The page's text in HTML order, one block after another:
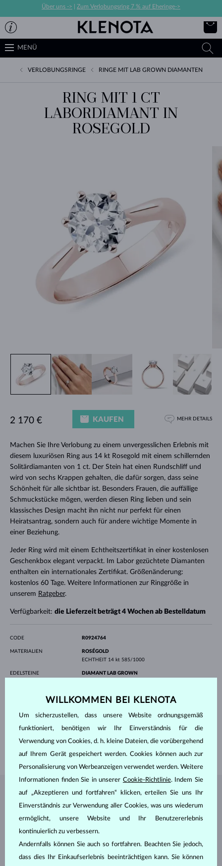
Über uns -> Zum Verlobungsring 7 % auf Eheringe->
MENÜ
VERLOBUNGSRINGE RINGE MIT LAB GROWN DIAMANTEN
RING MIT 1 CT
LABORDIAMANT IN
ROSEGOLD
Machen Sie Ihre Verlobung zu einem unvergesslichen Erlebnis mit
diesem luxuriösen Ring aus 14 kt Rosegold mit einem schillernden
Solitärdiamanten von 1 ct. Der Stein hat einen Rundschliff und
wird von sechs Krappen gehalten, die dafür sorgen, dass seine
Schönheit für alle sichtbar ist. Besonders Frauen, die auffällige
Schmuckstücke mögen, werden diesen Ring lieben und sein
klassisches Design macht ihn nicht nur perfekt für einen
Heiratsantrag, sondern auch für andere wichtige Momente in
einer Beziehung.
Jeder Ring wird mit einem Echtheitszertifikat in einer kostenlosen
Geschenkbox elegant verpackt. Im Labor gezüchtete Diamanten
enthalten ein internationales Zertifikat. Größenänderung:
kostenlos 60 Tage. Weitere Informationen zur Ringgröße in
unserem Ratgeber.
Verfügbarkeit: die Lieferzeit beträgt 4 Wochen ab Bestelldatum
2 170 € KAUFEN MEHR DETAILS
CODE R0924764
MATERIALIEN
ROSÉGOLD
ECHTHEIT 14 kt 585/1000
EDELSTEINE
DIAMANT LAB GROWN
REINHEIT VS
DURCHMESSER6.5 mm
GEWICHT 3.00 g
SCHMUCK AUS DEM KLENOTA ATELIER
WILLKOMMEN BEI KLENOTA
Um sicherzustellen, dass unsere Website ordnungsgemäß
funktioniert, benötigen wir Ihr Einverständnis für die
Verwendung von Cookies, d. h. kleine Dateien, die vorübergehend
auf Ihrem Gerät gespeichert werden. Cookies können auch zur
Personalisierung von Werbeanzeigen verwendet werden. Weitere
Informationen finden Sie in unserer Cookie-Richtlinie. Indem Sie
auf „Akzeptieren und fortfahren“ klicken, erteilen Sie uns Ihr
Einverständnis zur Verwendung aller Cookies, was uns wiederum
ermöglicht, unsere Website und Ihr Benutzererlebnis
kontinuierlich zu verbessern.
Andernfalls können Sie auch so fortfahren. Beachten Sie jedoch,
dass dies Ihr Einkaufserlebnis beeinträchtigen kann. Sie können